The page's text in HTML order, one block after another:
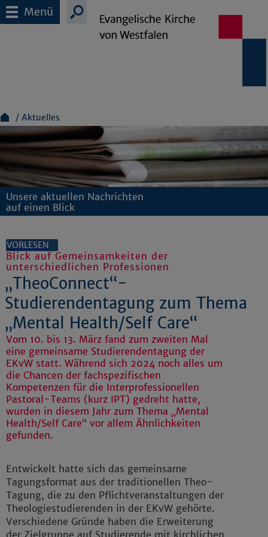
Menü
Aktuelles
Unsere aktuellen Nachrichten
auf einen Blick
VORLESEN
Blick auf Gemeinsamkeiten der
unterschiedlichen Professionen
„TheoConnect“-
Studierendentagung zum Thema
„Mental Health/Self Care“
Vom 10. bis 13. März fand zum zweiten Mal
eine gemeinsame Studierendentagung der
EKvW statt. Während sich 2024 noch alles um
die Chancen der fachspezifischen
Kompetenzen für die Interprofessionellen
Pastoral-Teams (kurz IPT) gedreht hatte,
wurden in diesem Jahr zum Thema „Mental
Health/Self Care“ vor allem Ähnlichkeiten
gefunden.
Entwickelt hatte sich das gemeinsame
Tagungsformat aus der traditionellen Theo-
Tagung, die zu den Pflichtveranstaltungen der
Theologiestudierenden in der EKvW gehörte.
Verschiedene Gründe haben die Erweiterung